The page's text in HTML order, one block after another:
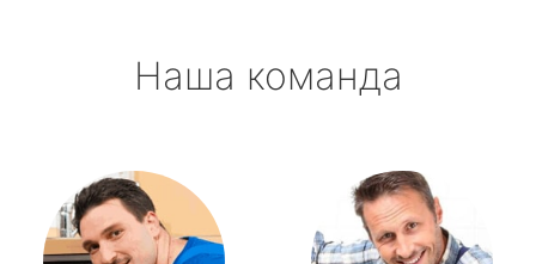
Наша команда